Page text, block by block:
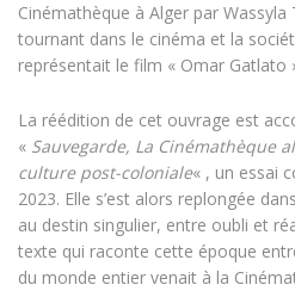
Cinémathèque à Alger par Wassyla
tournant dans le cinéma et la
représentait le film « Omar Gatlato
La réédition de cet ouvrage est
« Sauvegarde, La Cinémathèque
culture post-coloniale« , un essai
2023. Elle s’est alors replongée
au destin singulier, entre oubli et
texte qui raconte cette époque
du monde entier venait à la